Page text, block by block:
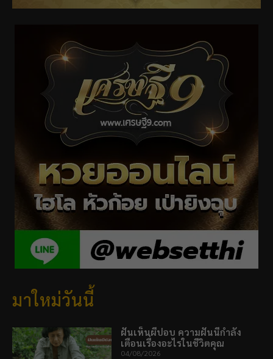
มาใหม่วันนี้
ฝันเห็นผีปอบ ความฝันนี้กำลัง
เตือนเรื่องอะไรในชีวิตคุณ
04/08/2026